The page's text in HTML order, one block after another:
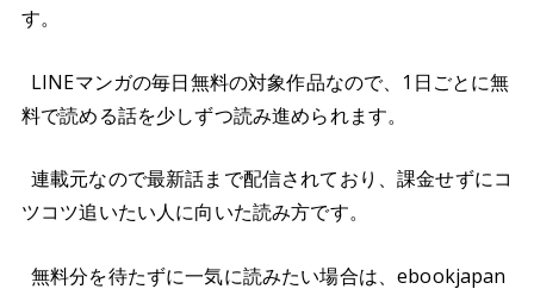
す。
LINEマンガの毎日無料の対象作品なので、1日ごとに無
料で読める話を少しずつ読み進められます。
連載元なので最新話まで配信されており、課金せずにコ
ツコツ追いたい人に向いた読み方です。
無料分を待たずに一気に読みたい場合は、ebookjapan